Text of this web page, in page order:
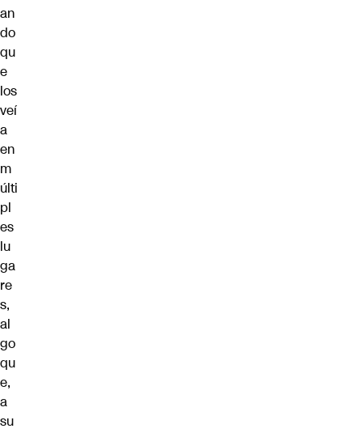
an
do
qu
e
los
veí
a
en
m
últi
pl
es
lu
ga
re
s,
al
go
qu
e,
a
su